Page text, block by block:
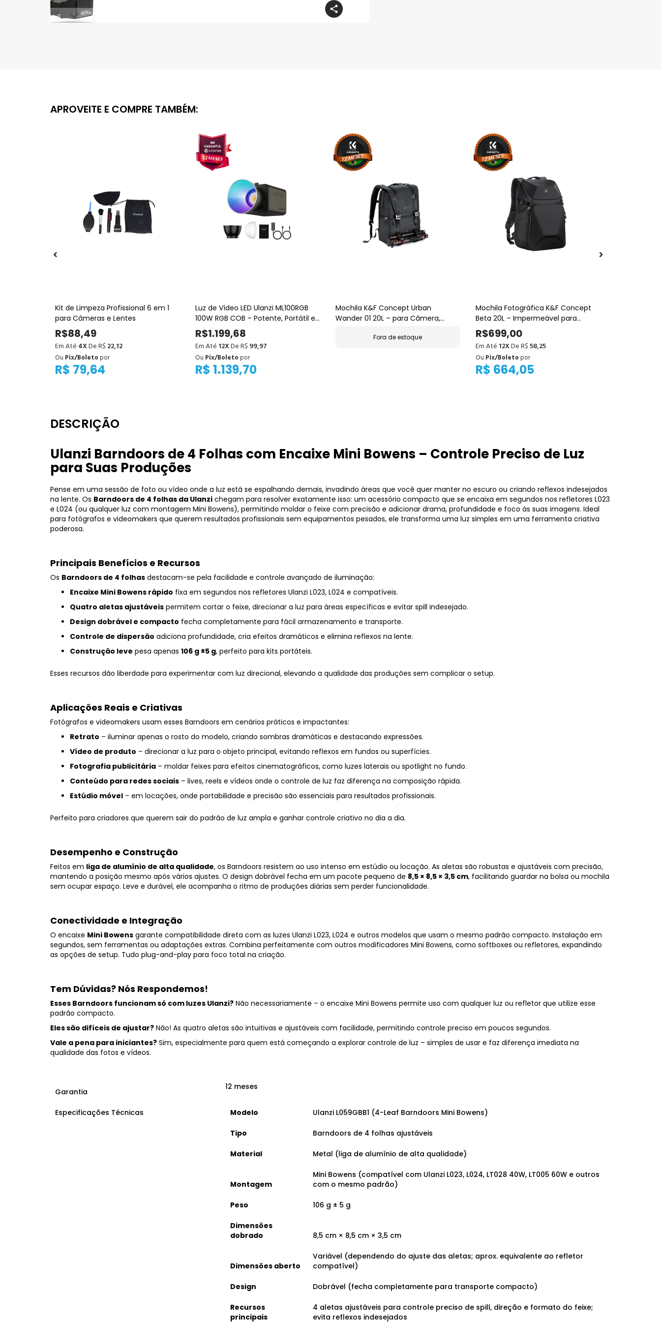
Garantia
12 meses
Especificações Técnicas Modelo Ulanzi L059GBB1 (4-Leaf Barndoors Mini Bowens)
Tipo Barndoors de 4 folhas ajustáveis
Material Metal (liga de alumínio de alta qualidade)
Montagem
Mini Bowens (compatível com Ulanzi L023, L024, LT028 40W, LT005 60W e outros
com o mesmo padrão)
Peso 106 g ± 5 g
Dimensões
dobrado
8,5 cm × 8,5 cm × 3,5 cm
Dimensões aberto
Variável (dependendo do ajuste das aletas; aprox. equivalente ao refletor
compatível)
Design Dobrável (fecha completamente para transporte compacto)
Recursos
principais
4 aletas ajustáveis para controle preciso de spill, direção e formato do feixe;
evita reflexos indesejados
APROVEITE E COMPRE TAMBÉM:
Kit de Limpeza Profissional 6 em 1
para Câmeras e Lentes
R$88,49
Em Até 4XDe R$ 22,12
R$ 79,64
Ou Pix/Boletopor
Luz de Vídeo LED Ulanzi ML100RGB
100W RGB COB – Potente, Portátil e
Versátil
R$1.199,68
Em Até 12XDe R$ 99,97
R$ 1.139,70
Ou Pix/Boletopor
Mochila K&F Concept Urban
Wander 01 20L – para Câmera,
Fora de estoque
Mochila Fotográfica K&F Concept
Beta 20L – Impermeável para
Câmera, Tripé e Notebook 15,6"
(Preta)
R$699,00
Em Até 12XDe R$58,25
R$ 664,05
Ou Pix/Boletopor
DESCRIÇÃO
Ulanzi Barndoors de 4 Folhas com Encaixe Mini Bowens – Controle Preciso de Luz
para Suas Produções
Pense em uma sessão de foto ou vídeo onde a luz está se espalhando demais, invadindo áreas que você quer manter no escuro ou criando reflexos indesejados
na lente. Os Barndoors de 4 folhas da Ulanzi chegam para resolver exatamente isso: um acessório compacto que se encaixa em segundos nos refletores L023
e L024 (ou qualquer luz com montagem Mini Bowens), permitindo moldar o feixe com precisão e adicionar drama, profundidade e foco às suas imagens. Ideal
para fotógrafos e videomakers que querem resultados profissionais sem equipamentos pesados, ele transforma uma luz simples em uma ferramenta criativa
poderosa.
Principais Benefícios e Recursos
Os Barndoors de 4 folhas destacam-se pela facilidade e controle avançado de iluminação:
Encaixe Mini Bowens rápido fixa em segundos nos refletores Ulanzi L023, L024 e compatíveis.
Quatro aletas ajustáveis permitem cortar o feixe, direcionar a luz para áreas específicas e evitar spill indesejado.
Design dobrável e compacto fecha completamente para fácil armazenamento e transporte.
Controle de dispersão adiciona profundidade, cria efeitos dramáticos e elimina reflexos na lente.
Construção leve pesa apenas 106 g ±5 g, perfeito para kits portáteis.
Esses recursos dão liberdade para experimentar com luz direcional, elevando a qualidade das produções sem complicar o setup.
Aplicações Reais e Criativas
Fotógrafos e videomakers usam esses Barndoors em cenários práticos e impactantes:
Retrato – iluminar apenas o rosto do modelo, criando sombras dramáticas e destacando expressões.
Vídeo de produto – direcionar a luz para o objeto principal, evitando reflexos em fundos ou superfícies.
Fotografia publicitária – moldar feixes para efeitos cinematográficos, como luzes laterais ou spotlight no fundo.
Conteúdo para redes sociais – lives, reels e vídeos onde o controle de luz faz diferença na composição rápida.
Estúdio móvel – em locações, onde portabilidade e precisão são essenciais para resultados profissionais.
Perfeito para criadores que querem sair do padrão de luz ampla e ganhar controle criativo no dia a dia.
Desempenho e Construção
Feitos em liga de alumínio de alta qualidade, os Barndoors resistem ao uso intenso em estúdio ou locação. As aletas são robustas e ajustáveis com precisão,
mantendo a posição mesmo após vários ajustes. O design dobrável fecha em um pacote pequeno de 8,5 × 8,5 × 3,5 cm, facilitando guardar na bolsa ou mochila
sem ocupar espaço. Leve e durável, ele acompanha o ritmo de produções diárias sem perder funcionalidade.
Conectividade e Integração
O encaixe Mini Bowens garante compatibilidade direta com as luzes Ulanzi L023, L024 e outros modelos que usam o mesmo padrão compacto. Instalação em
segundos, sem ferramentas ou adaptações extras. Combina perfeitamente com outros modificadores Mini Bowens, como softboxes ou refletores, expandindo
as opções de setup. Tudo plug-and-play para foco total na criação.
Tem Dúvidas? Nós Respondemos!
Esses Barndoors funcionam só com luzes Ulanzi? Não necessariamente – o encaixe Mini Bowens permite uso com qualquer luz ou refletor que utilize esse
padrão compacto.
Eles são difíceis de ajustar? Não! As quatro aletas são intuitivas e ajustáveis com facilidade, permitindo controle preciso em poucos segundos.
Vale a pena para iniciantes? Sim, especialmente para quem está começando a explorar controle de luz – simples de usar e faz diferença imediata na
qualidade das fotos e vídeos.